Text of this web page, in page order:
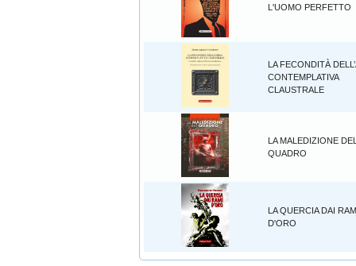
L'UOMO PERFETTO
LA FECONDITÀ
CONTEMPLATIVA
CLAUSTRALE
LA MALEDIZIONE
QUADRO
LA QUERCIA DAI
D'ORO